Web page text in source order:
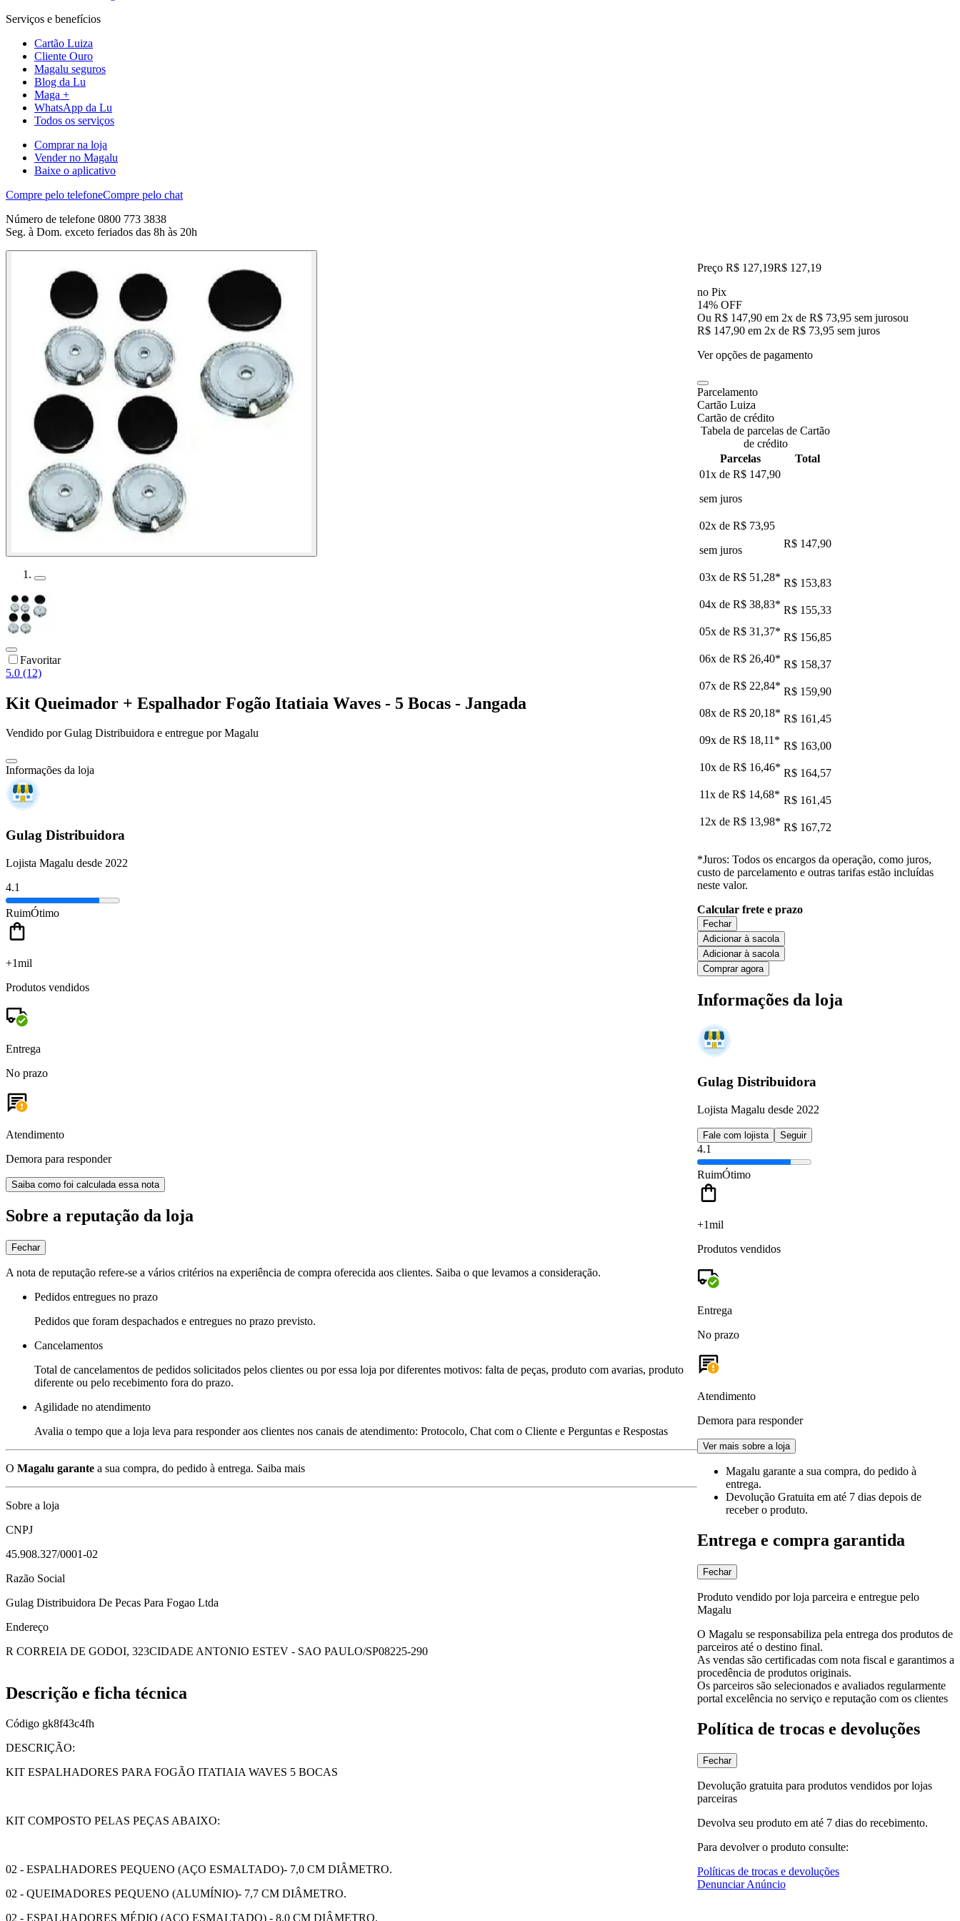
Serviços e benefícios
Cartão Luiza
Cliente Ouro
Magalu seguros
Blog da Lu
Maga +
WhatsApp da Lu
Todos os serviços
Comprar na loja
Vender no Magalu
Baixe o aplicativo
Compre pelo telefoneCompre pelo chat
Número de telefone 0800 773 3838
Seg. à Dom. exceto feriados das 8h às 20h
Favoritar
5.0 (12)
Kit Queimador + Espalhador Fogão Itatiaia Waves - 5 Bocas - Jangada
Vendido porGulag Distribuidora e entregue por Magalu
Informações da loja
Gulag Distribuidora
Lojista Magalu desde 2022
4.1
RuimÓtimo
+1mil
Produtos vendidos
Entrega
No prazo
Atendimento
Demora para responder
Saiba como foi calculada essa nota
Sobre a reputação da loja
Fechar
A nota de reputação refere-se a vários critérios na experiência de compra oferecida aos clientes. Saiba o que levamos a consideração.
Pedidos entregues no prazo
Pedidos que foram despachados e entregues no prazo previsto.
Cancelamentos
Total de cancelamentos de pedidos solicitados pelos clientes ou por essa loja por diferentes motivos: falta de peças, produto com avarias, produto
diferente ou pelo recebimento fora do prazo.
Agilidade no atendimento
Avalia o tempo que a loja leva para responder aos clientes nos canais de atendimento: Protocolo, Chat com o Cliente e Perguntas e Respostas
O Magalu garante a sua compra, do pedido à entrega. Saiba mais
Sobre a loja
CNPJ
45.908.327/0001-02
Razão Social
Gulag Distribuidora De Pecas Para Fogao Ltda
Endereço
R CORREIA DE GODOI, 323CIDADE ANTONIO ESTEV - SAO PAULO/SP08225-290
Preço R$ 127,19R$ 127,19
no Pix
14% OFF
Ou R$ 147,90 em 2x de R$ 73,95 sem jurosou
R$ 147,90 em 2x de R$ 73,95 sem juros
Ver opções de pagamento
Parcelamento
Cartão Luiza
Cartão de crédito
Tabela de parcelas de Cartão
de crédito
Parcelas
Total
01x de R$ 147,90
sem juros
02x de R$ 73,95
sem juros
R$ 147,90
03x de R$ 51,28* R$ 153,83
04x de R$ 38,83* R$ 155,33
05x de R$ 31,37* R$ 156,85
06x de R$ 26,40* R$ 158,37
07x de R$ 22,84* R$ 159,90
08x de R$ 20,18* R$ 161,45
09x de R$ 18,11 * R$ 163,00
10x de R$ 16,46* R$ 164,57
11x de R$ 14,68* R$ 161,45
12x de R$ 13,98* R$ 167,72
*Juros: Todos os encargos da operação, como juros,
custo de parcelamento e outras tarifas estão incluídas
neste valor.
Calcular frete e prazo
Fechar
Adicionar à sacola
Adicionar à sacola
Comprar agora
Informações da loja
Gulag Distribuidora
Lojista Magalu desde 2022
Fale com lojista Seguir
4.1
RuimÓtimo
+1mil
Produtos vendidos
Entrega
No prazo
Atendimento
Demora para responder
Ver mais sobre a loja
Magalu garante a sua compra, do pedido à
entrega.
Devolução Gratuita em até 7 dias depois de
receber o produto.
Entrega e compra garantida
Fechar
Produto vendido por loja parceira e entregue pelo
Magalu
O Magalu se responsabiliza pela entrega dos produtos de
parceiros até o destino final.
As vendas são certificadas com nota fiscal e garantimos a
procedência de produtos originais.
Os parceiros são selecionados e avaliados regularmente
portal excelência no serviço e reputação com os clientes
Política de trocas e devoluções
Fechar
Devolução gratuita para produtos vendidos por lojas
parceiras
Devolva seu produto em até 7 dias do recebimento.
Para devolver o produto consulte:
Políticas de trocas e devoluções
Denunciar Anúncio
Descrição e ficha técnica
Código gk8f43c4fh
DESCRIÇÃO:
KIT ESPALHADORES PARA FOGÃO ITATIAIA WAVES 5 BOCAS
KIT COMPOSTO PELAS PEÇAS ABAIXO:
02 - ESPALHADORES PEQUENO (AÇO ESMALTADO)- 7,0 CM DIÂMETRO.
02 - QUEIMADORES PEQUENO (ALUMÍNIO)- 7,7 CM DIÂMETRO.
02 - ESPALHADORES MÉDIO (AÇO ESMALTADO) - 8,0 CM DIÂMETRO.